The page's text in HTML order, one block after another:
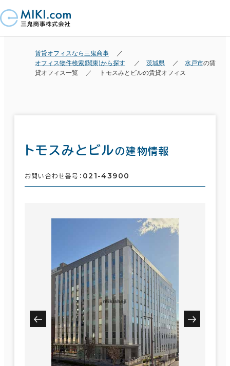
賃貸オフィスなら三鬼商事
オフィス物件検索(関東)から探す
茨城県 水戸市の賃
貸オフィス一覧
トモスみとビルの賃貸オフィス
トモスみとビルの建物情報
お問い合わせ番号： 021-43900